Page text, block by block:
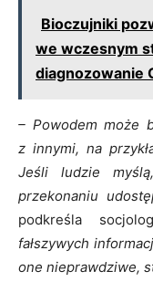
Bioczujniki
we wczesnym
diagnozowanie
– Powodem może
z innymi, na
Jeśli ludzie
przekonaniu
podkreśla
fałszywych
one nieprawdziwe,